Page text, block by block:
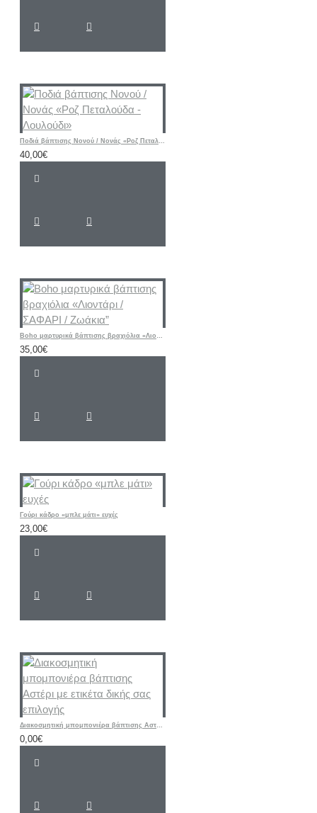
Ποδιά βάπτισης Νονού / Νονάς «Ροζ Πεταλούδα - Λουλούδι»
40,00€
Boho μαρτυρικά βάπτισης βραχιόλια «Λιοντάρι / ΣΑΦΑΡΙ / Ζωάκια”
35,00€
Γούρι κάδρο «μπλε μάτι» ευχές
23,00€
Διακοσμητική μπομπονιέρα βάπτισης Αστέρι με ετικέτα δικής σας επιλογής
0,00€